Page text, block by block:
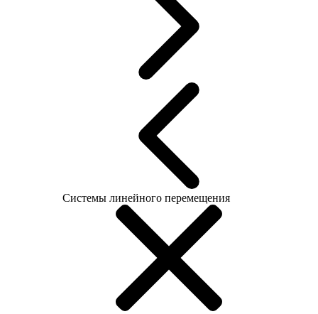
Системы линейного перемещения